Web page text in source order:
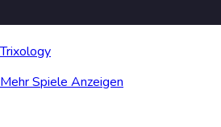
Trixology
Mehr Spiele Anzeigen